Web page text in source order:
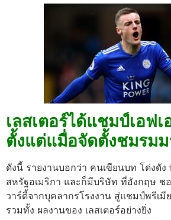
เลสเตอร์ได้แชมป์เอฟ
ตั้งแต่แมื่อจัดตั้งชมรมม
ดังนี้ รายงานบอกว่า คนเขียนบท โด่งดัง
สหรัฐอเมริกา และก็มีบริษัท ที่อังกฤษ ช
วาร์ดี้จากบุคลากรโรงงาน สู่แชมป์พรีเมี
รวมทั้ง ผลงานของ เลสเตอร์อย่างยิ่ง